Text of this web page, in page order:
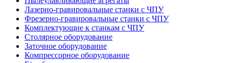
Лазерно-гравировальные станки с ЧПУ
Фрезерно-гравировальные станки с ЧПУ
Комплектующие к станкам с ЧПУ
Столярное оборудование
Заточное оборудование
Компрессорное оборудование